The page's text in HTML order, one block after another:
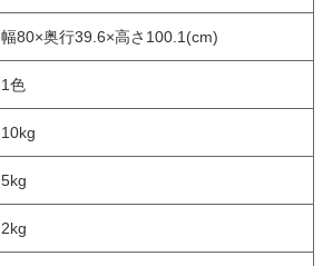
幅80×奥行39.6×高さ100.1(cm)
1色
10kg
5kg
2kg